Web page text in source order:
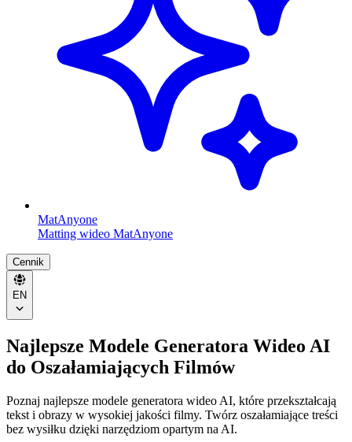
MatAnyone
Matting wideo MatAnyone
Cennik
EN
Najlepsze Modele Generatora Wideo AI
do Oszałamiających Filmów
Poznaj najlepsze modele generatora wideo AI, które przekształcają
tekst i obrazy w wysokiej jakości filmy. Twórz oszałamiające treści
bez wysiłku dzięki narzędziom opartym na AI.